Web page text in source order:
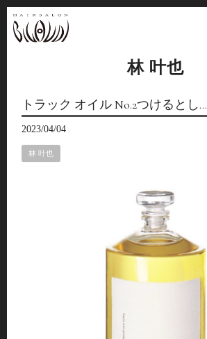
林 叶也
トラック オイル No.2つけるとし…
2023/04/04
林 叶也